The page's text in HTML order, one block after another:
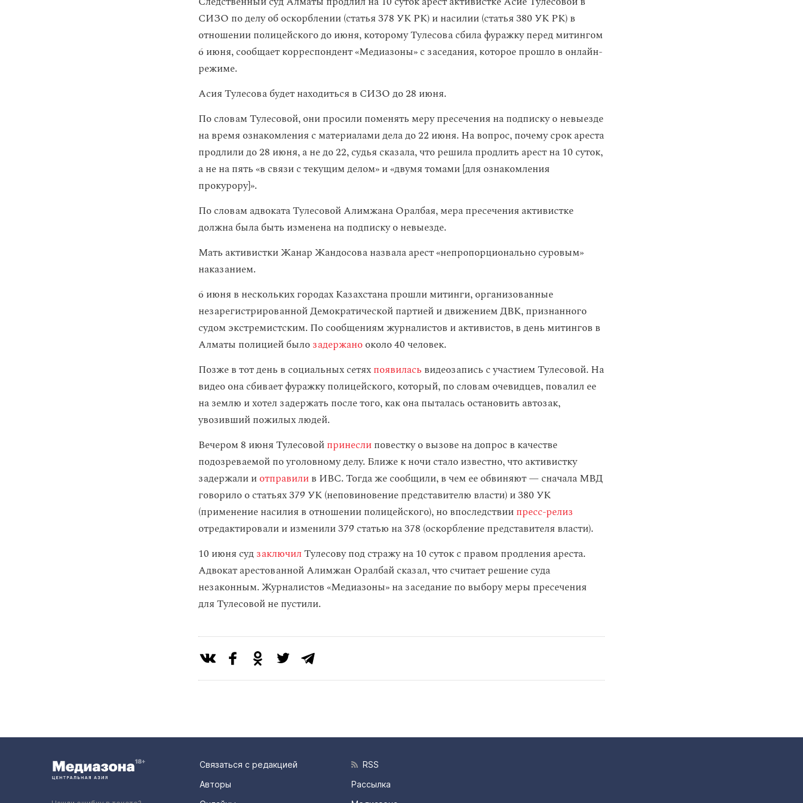
СИЗО по делу об оскорблении (статья 378 УК РК) и насилии (статья 380 УК РК) в
отношении полицейского до июня, которому Тулесова сбила фуражку перед митингом
6 июня, сообщает корреспондент «Медиазоны» с заседания, которое прошло в онлайн-
режиме.
Асия Тулесова будет находиться в СИЗО до 28 июня.
По словам Тулесовой, они просили поменять меру пресечения на подписку о невыезде
на время ознакомления с материалами дела до 22 июня. На вопрос, почему срок ареста
продлили до 28 июня, а не до 22, судья сказала, что решила продлить арест на 10 суток,
а не на пять «в связи с текущим делом» и «двумя томами [для ознакомления
прокурору]».
По словам адвоката Тулесовой Алимжана Оралбая, мера пресечения активистке
должна была быть изменена на подписку о невыезде.
Мать активистки Жанар Жандосова назвала арест «непропорционально суровым»
наказанием.
6 июня в нескольких городах Казахстана прошли митинги, организованные
незарегистрированной Демократической партией и движением ДВК, признанного
судом экстремистским. По сообщениям журналистов и активистов, в день митингов в
Алматы полицией былозадержанооколо 40 человек.
Позже в тот день в социальных сетяхпоявилась видеозапись с участием Тулесовой. На
видео она сбивает фуражку полицейского, который, по словам очевидцев, повалил ее
на землю и хотел задержать после того, как она пыталась остановить автозак,
увозивший пожилых людей.
Вечером 8 июня Тулесовойпринеслиповестку о вызове на допрос в качестве
подозреваемой по уголовному делу. Ближе к ночи стало известно, что активистку
задержали иотправилив ИВС. Тогда же сообщили, в чем ее обвиняют — сначала МВД
говорило о статьях 379 УК (неповиновение представителю власти) и 380 УК
(применение насилия в отношении полицейского), но впоследствиипресс-релиз
отредактировали и изменили 379 статью на 378 (оскорбление представителя власти).
10 июня судзаключилТулесову под стражу на 10 суток с правом продления ареста.
Адвокат арестованной Алимжан Оралбай сказал, что считает решение суда
незаконным. Журналистов «Медиазоны» на заседание по выбору меры пресечения
для Тулесовой не пустили.
Связаться с редакцией
Авторы
RSS
Рассылка